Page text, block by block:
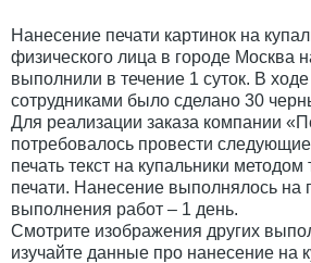
Нанесение печати картинок на
физического лица в городе Москва
выполнили в течение 1 суток. В
сотрудниками было сделано 30
Для реализации заказа компании
потребовалось провести
печать текст на купальники
печати. Нанесение выполнялось на
выполнения работ – 1 день.
Смотрите изображения других
изучайте данные про нанесение на